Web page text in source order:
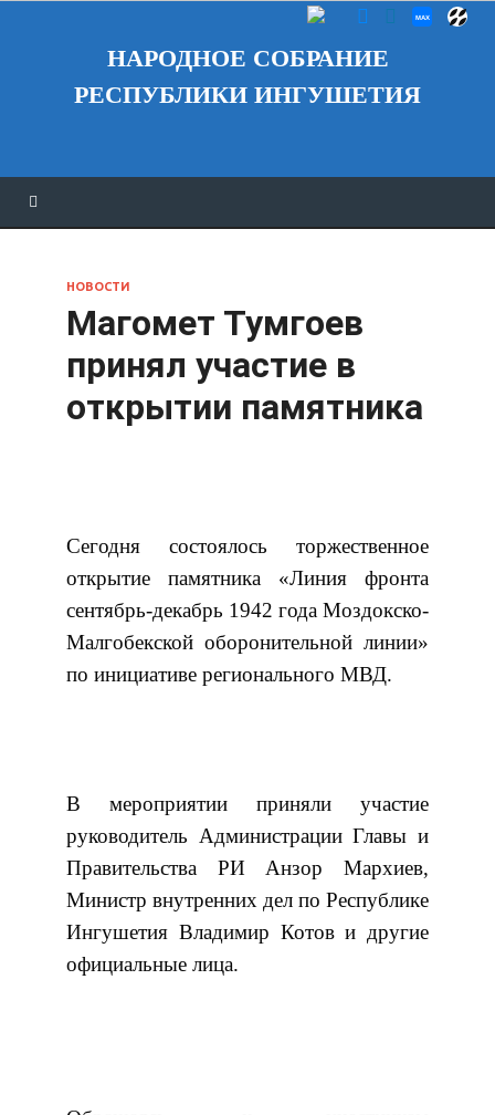
НАРОДНОЕ СОБРАНИЕ
РЕСПУБЛИКИ ИНГУШЕТИЯ
НОВОСТИ
Магомет Тумгоев
принял участие в
открытии памятника
Сегодня состоялось торжественное
открытие памятника «Линия фронта
сентябрь-декабрь 1942 года Моздокско-
Малгобекской оборонительной линии»
по инициативе регионального МВД.
В мероприятии приняли участие
руководитель Администрации Главы и
Правительства РИ Анзор Мархиев,
Министр внутренних дел по Республике
Ингушетия Владимир Котов и другие
официальные лица.